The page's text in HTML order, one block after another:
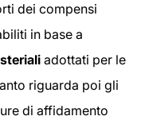
dei compensi
in base a
adottati per le
riguarda poi gli
di affidamento